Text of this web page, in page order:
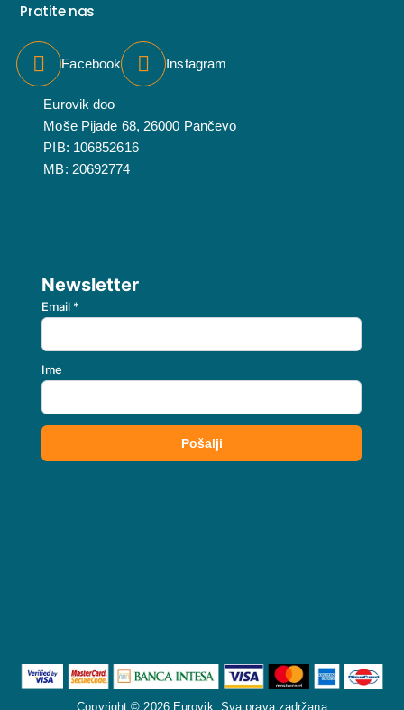
Pratite nas
Facebook Instagram
Eurovik doo
Moše Pijade 68, 26000 Pančevo
PIB: 106852616
MB: 20692774
Copyright © 2026 Eurovik. Sva prava zadržana